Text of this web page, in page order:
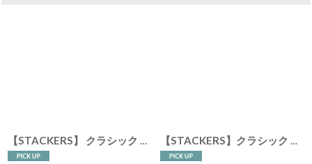
【STACKERS】 クラシック ジュエリーボックス 3sec ペブルグレー Pebble Gray スタッカーズ ロンドン イギリス 【STACKERS】クラシック ジュエリーボックス 4sec ペブルグレー Pebble Grey スタッカーズ ロンドン イギリス